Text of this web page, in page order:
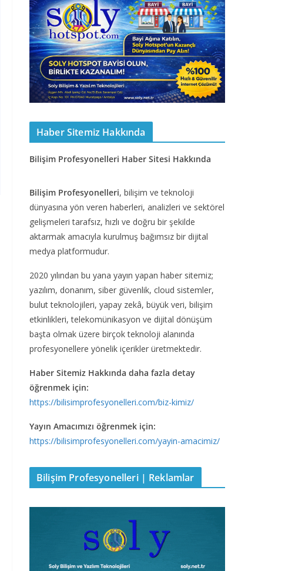
Haber Sitemiz Hakkında
Bilişim Profesyonelleri Haber Sitesi Hakkında
Bilişim Profesyonelleri, bilişim ve teknoloji
dünyasına yön veren haberleri, analizleri ve sektörel
gelişmeleri tarafsız, hızlı ve doğru bir şekilde
aktarmak amacıyla kurulmuş bağımsız bir dijital
medya platformudur.
2020 yılından bu yana yayın yapan haber sitemiz;
yazılım, donanım, siber güvenlik, cloud sistemler,
bulut teknolojileri, yapay zekâ, büyük veri, bilişim
etkinlikleri, telekomünikasyon ve dijital dönüşüm
başta olmak üzere birçok teknoloji alanında
profesyonellere yönelik içerikler üretmektedir.
Haber Sitemiz Hakkında daha fazla detay
öğrenmek için:
https://bilisimprofesyonelleri.com/biz-kimiz/
Yayın Amacımızı öğrenmek için:
https://bilisimprofesyonelleri.com/yayin-amacimiz/
Bilişim Profesyonelleri | Reklamlar